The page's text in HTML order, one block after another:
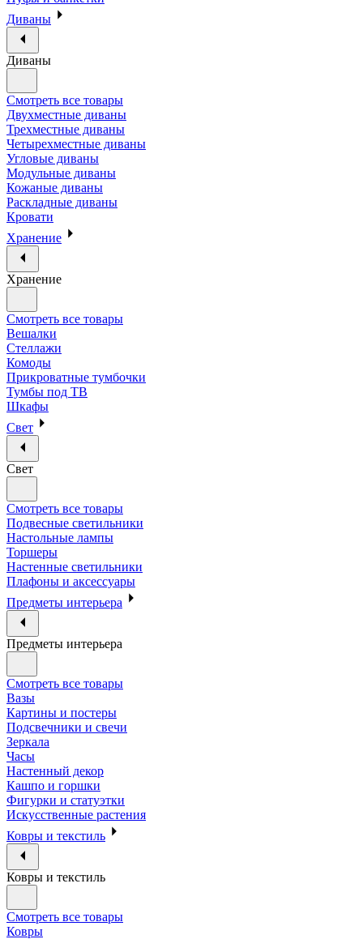
Диваны
Диваны
Смотреть все товары
Двухместные диваны
Трехместные диваны
Четырехместные диваны
Угловые диваны
Модульные диваны
Кожаные диваны
Раскладные диваны
Кровати
Хранение
Хранение
Смотреть все товары
Вешалки
Стеллажи
Комоды
Прикроватные тумбочки
Тумбы под ТВ
Шкафы
Свет
Свет
Смотреть все товары
Подвесные светильники
Настольные лампы
Торшеры
Настенные светильники
Плафоны и аксессуары
Предметы интерьера
Предметы интерьера
Смотреть все товары
Вазы
Картины и постеры
Подсвечники и свечи
Зеркала
Часы
Настенный декор
Кашпо и горшки
Фигурки и статуэтки
Искусственные растения
Ковры и текстиль
Ковры и текстиль
Смотреть все товары
Ковры